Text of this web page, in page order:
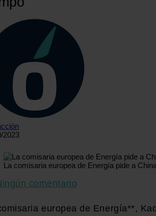
2023
La comisaria europea de Energía pide a
comentario
europea de Energía**,